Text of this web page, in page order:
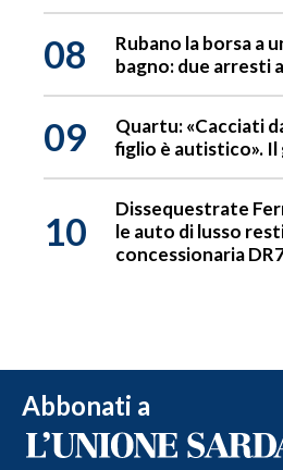
08
Rubano la borsa a
bagno: due arresti
09
Quartu: «Cacciati
figlio è autistico».
10
Dissequestrate
le auto di lusso
concessionaria
Abbonati a